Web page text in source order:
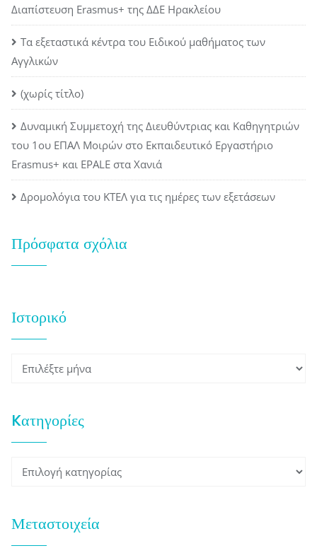
Διαπίστευση Erasmus+ της ΔΔΕ Ηρακλείου
Τα εξεταστικά κέντρα του Ειδικού μαθήματος των
Αγγλικών
(χωρίς τίτλο)
Δυναμική Συμμετοχή της Διευθύντριας και Καθηγητριών
του 1ου ΕΠΑΛ Μοιρών στο Εκπαιδευτικό Εργαστήριο
Erasmus+ και EPALE στα Χανιά
Δρομολόγια του ΚΤΕΛ για τις ημέρες των εξετάσεων
Πρόσφατα σχόλια
Ιστορικό
Ιστορικό
Kατηγορίες
Kατηγορίες
Μεταστοιχεία